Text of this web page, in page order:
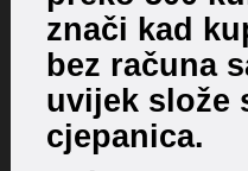
znači kad
bez računa
uvijek slože
cjepanica.